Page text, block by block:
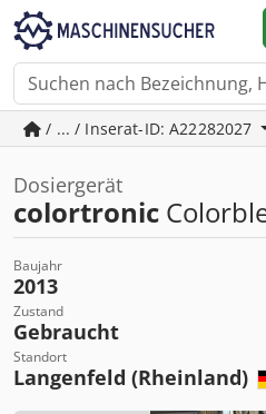
/ ... / Inserat-ID: A22282027
Dosiergerät
colortronic
Baujahr
2013
Zustand
Gebraucht
Standort
Langenfeld (Rheinland)